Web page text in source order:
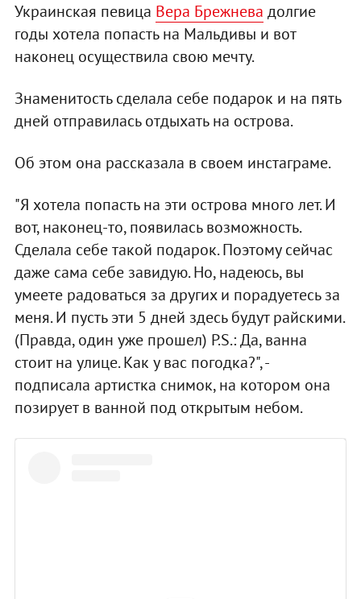
Украинская певица Вера Брежнева долгие
годы хотела попасть на Мальдивы и вот
наконец осуществила свою мечту.
Знаменитость сделала себе подарок и на пять
дней отправилась отдыхать на острова.
Об этом она рассказала в своем инстаграме.
"Я хотела попасть на эти острова много лет. И
вот, наконец-то, появилась возможность.
Сделала себе такой подарок. Поэтому сейчас
даже сама себе завидую. Но, надеюсь, вы
умеете радоваться за других и порадуетесь за
меня. И пусть эти 5 дней здесь будут райскими.
(Правда, один уже прошел) P.S.: Да, ванна
стоит на улице. Как у вас погодка?", -
подписала артистка снимок, на котором она
позирует в ванной под открытым небом.